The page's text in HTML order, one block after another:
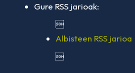
Gure RSS jarioak:

Albisteen RSS jarioa
